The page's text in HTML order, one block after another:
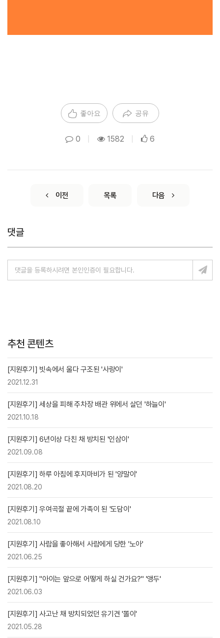
좋아요 공유
0 1582 6
이전 목록 다음
댓글
추천 콘텐츠
[지원후기] 빗속에서 울다 구조된 '사랑이'
2021.12.31
[지원후기] 세상을 피해 주차장 배관 위에서 살던 '하늘이'
2021.10.18
[지원후기] 6년이상 다친 채 방치된 '인삼이'
2021.09.08
[지원후기] 하루 아침에 후지마비가 된 '양말이'
2021.08.20
[지원후기] 우여곡절 끝에 가족이 된 '도담이'
2021.08.10
[지원후기] 사람을 좋아해서 사람에게 당한 '노아'
2021.06.25
[지원후기] "아이는 앞으로 어떻게 하실 건가요?" '앵두'
2021.06.03
[지원후기] 사고난 채 방치되었던 유기견 '똘이'
2021.05.28